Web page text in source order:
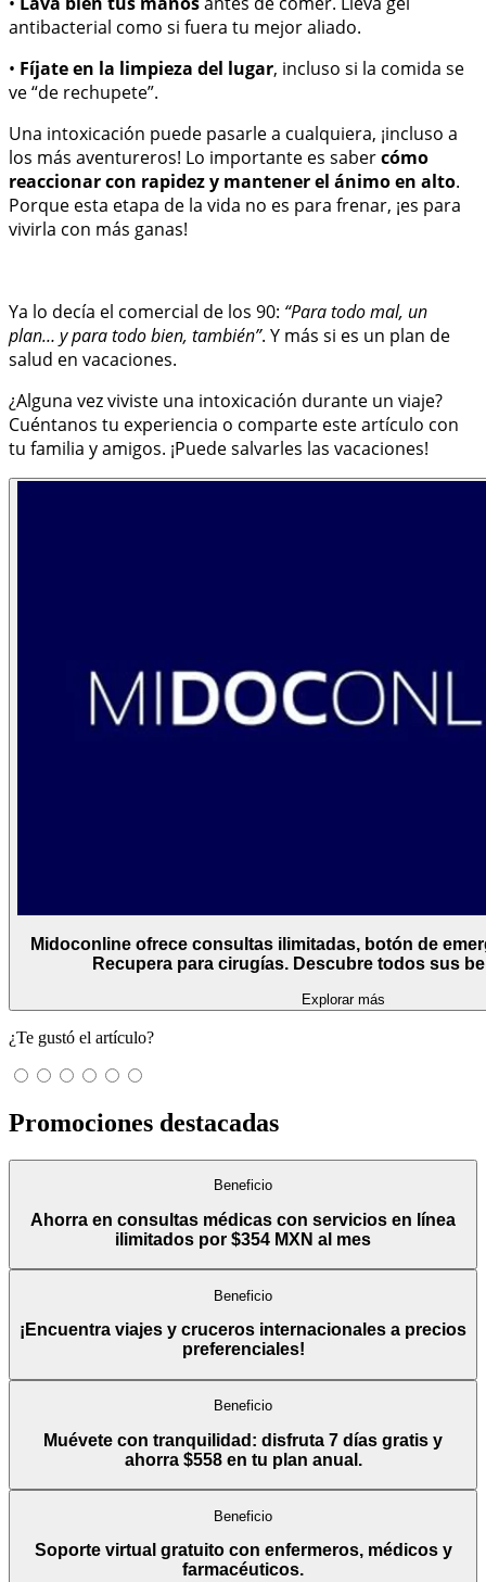
antibacterial como si fuera tu mejor aliado.
• Fíjate en la limpieza del lugar, incluso si la comida se
ve “de rechupete”.
Una intoxicación puede pasarle a cualquiera, ¡incluso a
los más aventureros! Lo importante es sabercómo
reaccionar con rapidez y mantener el ánimo en alto.
Porque esta etapa de la vida no es para frenar, ¡es para
vivirla con más ganas!
Ya lo decía el comercial de los 90: “Para todo mal, un
plan… y para todo bien, también”. Y más si es un plan de
salud en vacaciones.
¿Alguna vez viviste una intoxicación durante un viaje?
Cuéntanos tu experiencia o comparte este artículo con
tu familia y amigos. ¡Puede salvarles las vacaciones!
Midoconline ofrece consultas ilimitadas, botón de
Recupera para cirugías. Descubre todos sus
Explorar más
¿Te gustó el artículo?
Promociones destacadas
Beneficio
Ahorra en consultas médicas con servicios en línea
ilimitados por $354 MXN al mes
Beneficio
¡Encuentra viajes y cruceros internacionales a precios
preferenciales!
Beneficio
Muévete con tranquilidad: disfruta 7 días gratis y
ahorra $558 en tu plan anual.
Beneficio
Soporte virtual gratuito con enfermeros, médicos y
farmacéuticos.